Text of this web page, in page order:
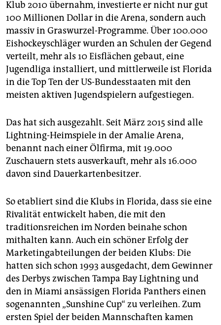
Klub 2010 übernahm, investierte er nicht nur gut
100 Millionen Dollar in die Arena, sondern auch
massiv in Graswurzel-Programme. Über 100.000
Eishockeyschläger wurden an Schulen der Gegend
verteilt, mehr als 10 Eisflächen gebaut, eine
Jugendliga installiert, und mittlerweile ist Florida
in die Top Ten der US-Bundesstaaten mit den
meisten aktiven Jugendspielern aufgestiegen.
Das hat sich ausgezahlt. Seit März 2015 sind alle
Lightning-Heimspiele in der Amalie Arena,
benannt nach einer Ölfirma, mit 19.000
Zuschauern stets ausverkauft, mehr als 16.000
davon sind Dauerkartenbesitzer.
So etabliert sind die Klubs in Florida, dass sie eine
Rivalität entwickelt haben, die mit den
traditionsreichen im Norden beinahe schon
mithalten kann. Auch ein schöner Erfolg der
Marketingabteilungen der beiden Klubs: Die
hatten sich schon 1993 ausgedacht, dem Gewinner
des Derbys zwischen Tampa Bay Lightning und
den in Miami ansässigen Florida Panthers einen
sogenannten „Sunshine Cup“ zu verleihen. Zum
ersten Spiel der beiden Mannschaften kamen